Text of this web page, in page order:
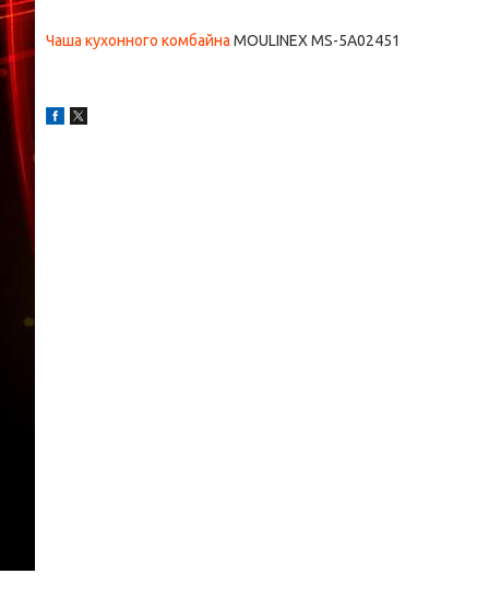
Чаша кухонного комбайна MOULINEX MS-5A02451